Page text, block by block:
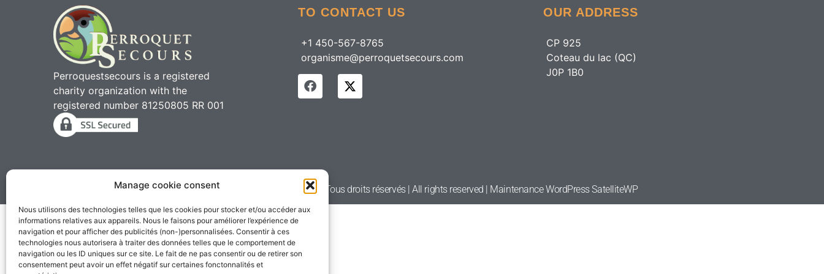
Manage cookie consent
Nous utilisons des technologies telles que les cookies pour stocker et/ou accéder aux
informations relatives aux appareils. Nous le faisons pour améliorer l’expérience de
navigation et pour afficher des publicités (non-)personnalisées. Consentir à ces
technologies nous autorisera à traiter des données telles que le comportement de
navigation ou les ID uniques sur ce site. Le fait de ne pas consentir ou de retirer son
consentement peut avoir un effet négatif sur certaines fonctonnalités et
Perroquestsecours is a registered
charity organization with the
registered number 81250805 RR 001
TO CONTACT US
+1 450-567-8765
organisme@perroquetsecours.com
OUR ADDRESS
CP 925
Coteau du lac (QC)
J0P 1B0
2010 - 2026 © Perroquetsecours | Tous droits réservés | All rights reserved | Maintenance WordPressSatelliteWP